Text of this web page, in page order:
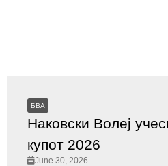
БВА
Наковски Волеј
купот 2026
June 30, 2026